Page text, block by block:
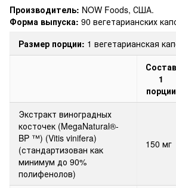
Производитель: NOW Foods, США.
Форма выпуска: 90 вегетарианских
Размер порции: 1 вегетарианская
Состав
1
порции
Экстракт виноградных
косточек (MegaNatural®-
BP ™) (Vitis vinifera)
(стандартизован как
минимум до 90%
полифенолов)
150 мг